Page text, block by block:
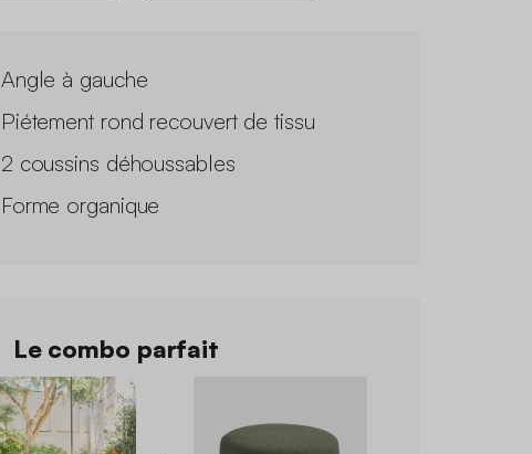
Angle à gauche
Piétement rond recouvert de tissu
2 coussins déhoussables
Forme organique
Le combo parfait